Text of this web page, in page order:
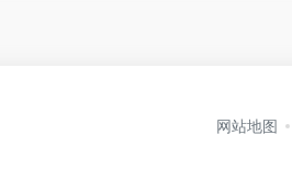
网站地图